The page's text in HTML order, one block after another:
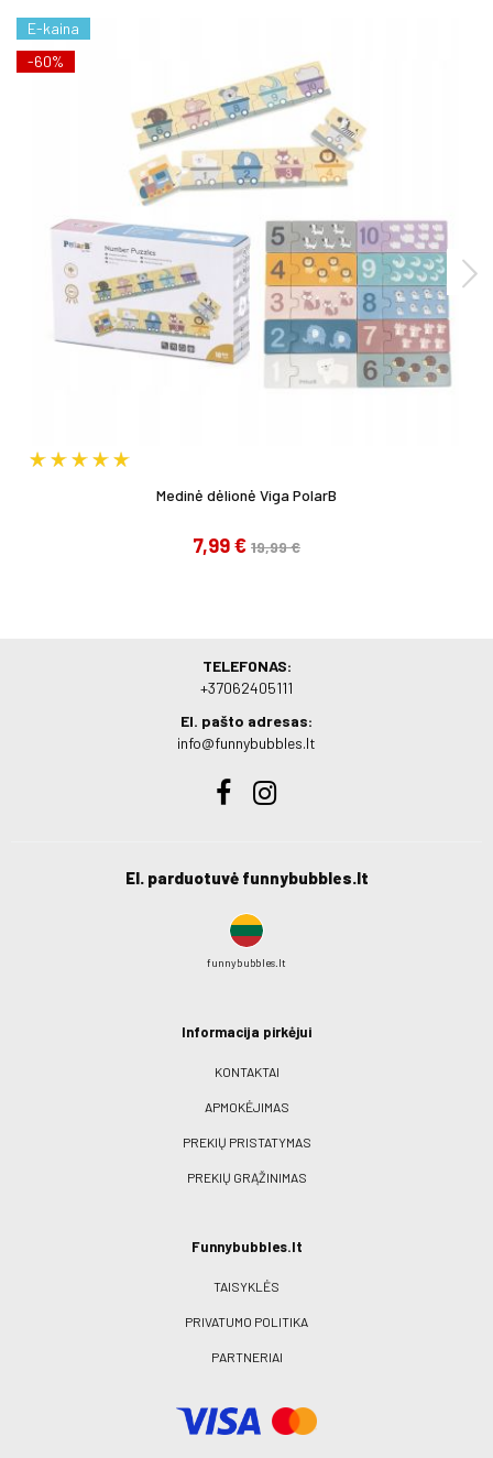
E-kaina
-60%
Medinė dėlionė Viga PolarB
7,99 € 19,99 €
TELEFONAS:
+37062405111
El. pašto adresas:
info@funnybubbles.lt
El. parduotuvė funnybubbles.lt
funnybubbles.lt
Informacija pirkėjui
KONTAKTAI
APMOKĖJIMAS
PREKIŲ PRISTATYMAS
PREKIŲ GRĄŽINIMAS
Funnybubbles.lt
TAISYKLĖS
PRIVATUMO POLITIKA
PARTNERIAI